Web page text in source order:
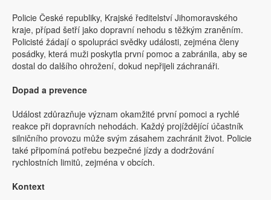
Policie České republiky, Krajské ředitelství Jihomoravského
kraje, případ šetří jako dopravní nehodu s těžkým zraněním.
Policisté žádají o spolupráci svědky události, zejména členy
posádky, která muži poskytla první pomoc a zabránila, aby se
dostal do dalšího ohrožení, dokud nepřijeli záchranáři.
Dopad a prevence
Událost zdůrazňuje význam okamžité první pomoci a rychlé
reakce při dopravních nehodách. Každý projíždějící účastník
silničního provozu může svým zásahem zachránit život. Policie
také připomíná potřebu bezpečné jízdy a dodržování
rychlostních limitů, zejména v obcích.
Kontext